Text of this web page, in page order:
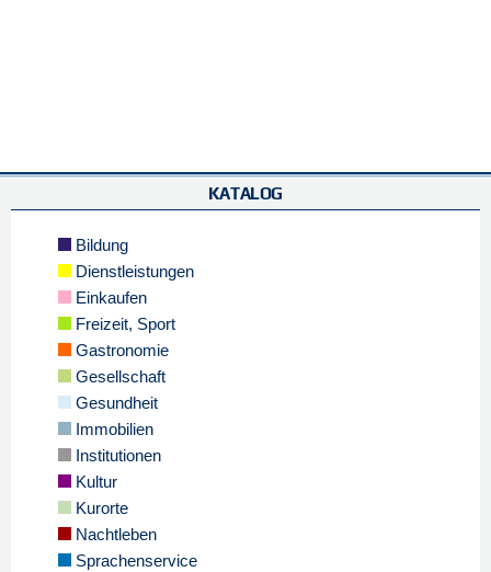
KATALOG
Bildung
Dienstleistungen
Einkaufen
Freizeit, Sport
Gastronomie
Gesellschaft
Gesundheit
Immobilien
Institutionen
Kultur
Kurorte
Nachtleben
Sprachenservice